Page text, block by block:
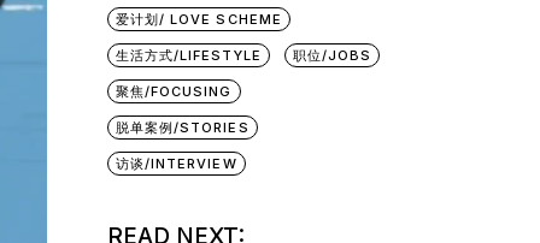
爱计划/ LOVE SCHEME
生活方式/LIFESTYLE 职位/JOBS
聚焦/FOCUSING
脱单案例/STORIES
访谈/INTERVIEW
READ NEXT: